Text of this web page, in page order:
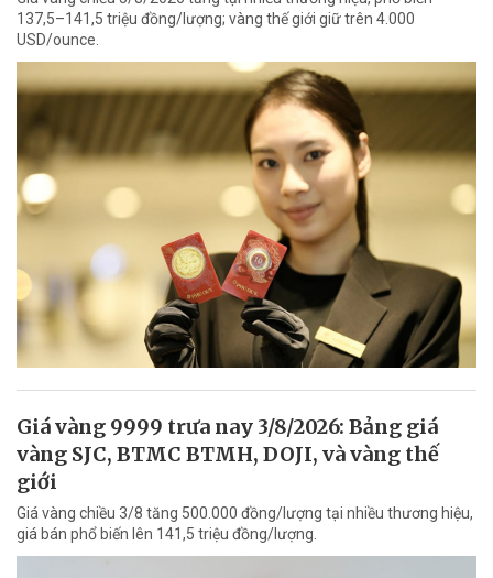
137,5–141,5 triệu đồng/lượng; vàng thế giới giữ trên 4.000
USD/ounce.
Giá vàng 9999 trưa nay 3/8/2026: Bảng giá
vàng SJC, BTMC BTMH, DOJI, và vàng thế
giới
Giá vàng chiều 3/8 tăng 500.000 đồng/lượng tại nhiều thương hiệu,
giá bán phổ biến lên 141,5 triệu đồng/lượng.